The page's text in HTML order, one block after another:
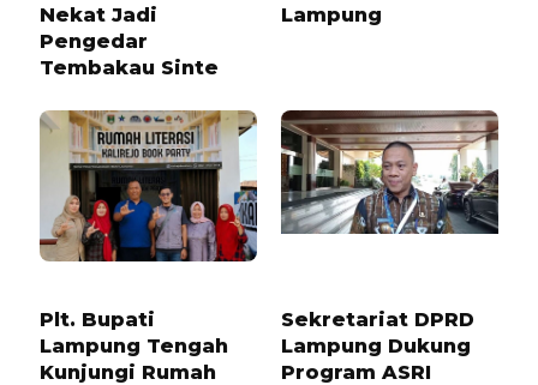
Nekat Jadi
Pengedar
Tembakau Sinte
Lampung
Plt. Bupati
Lampung Tengah
Kunjungi Rumah
Sekretariat DPRD
Lampung Dukung
Program ASRI